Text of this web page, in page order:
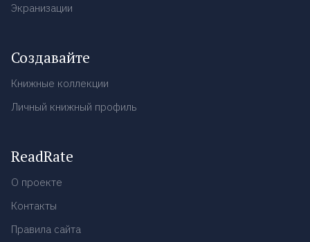
Экранизации
Создавайте
Книжные коллекции
Личный книжный профиль
ReadRate
О проекте
Контакты
Правила сайта